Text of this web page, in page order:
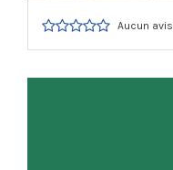
Aucun avis